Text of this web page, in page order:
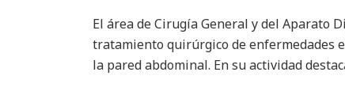
El área de Cirugía General y del Aparato
tratamiento quirúrgico de enfermedades
la pared abdominal. En su actividad